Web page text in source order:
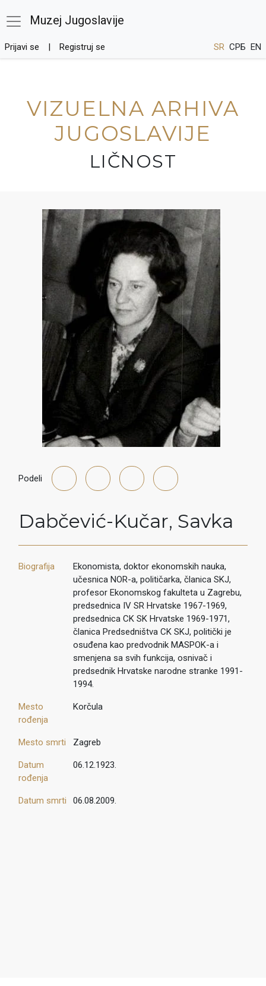
Muzej Jugoslavije
Prijavi se Registruj se SR СРБ EN
VIZUELNA ARHIVA
JUGOSLAVIJE
LIČNOST
Podeli
Dabčević-Kučar, Savka
Biografija
Ekonomista, doktor ekonomskih nauka,
učesnica NOR-a, političarka, članica SKJ,
profesor Ekonomskog fakulteta u Zagrebu,
predsednica IV SR Hrvatske 1967-1969,
predsednica CK SK Hrvatske 1969-1971,
članica Predsedništva CK SKJ, politički je
osuđena kao predvodnik MASPOK-a i
smenjena sa svih funkcija, osnivač i
predsednik Hrvatske narodne stranke 1991-
1994.
Mesto
rođenja
Korčula
Mesto smrti Zagreb
Datum
rođenja
06.12.1923.
Datum smrti 06.08.2009.